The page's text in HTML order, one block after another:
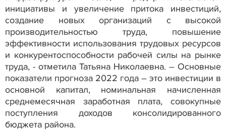
инициативы и увеличение притока инвестиций,
создание новых организаций с высокой
производительностью труда, повышение
эффективности использования трудовых ресурсов
и конкурентоспособности рабочей силы на рынке
труда, - отметила Татьяна Николаевна. – Основные
показатели прогноза 2022 года – это инвестиции в
основной капитал, номинальная начисленная
среднемесячная заработная плата, совокупные
поступления доходов консолидированного
бюджета района.